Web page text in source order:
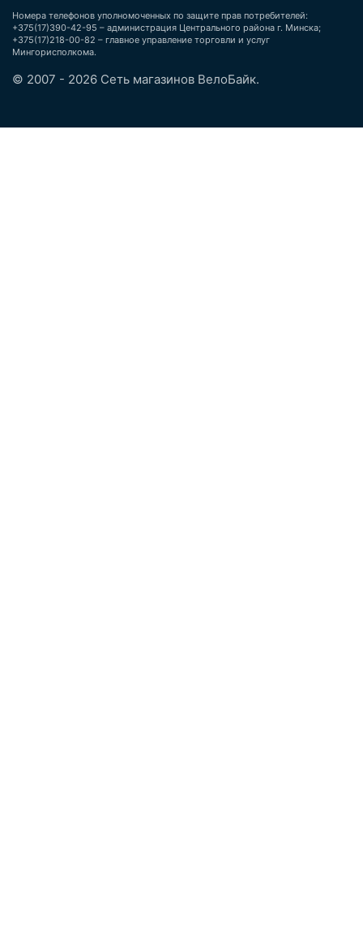
Номера телефонов уполномоченных по защите прав потребителей:
+375(17)390-42-95 – администрация Центрального района г. Минска;
+375(17)218-00-82 – главное управление торговли и услуг
Мингорисполкома.
© 2007 - 2026 Сеть магазинов ВелоБайк.